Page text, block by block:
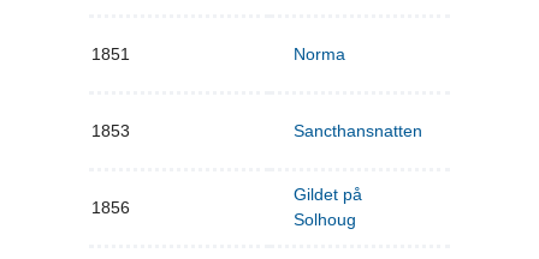
1851 Norma
1853 Sancthansnatten
1856
Gildet på
Solhoug